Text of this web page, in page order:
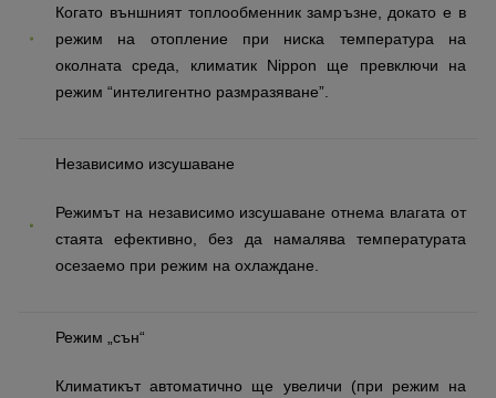
Когато външният топлообменник замръзне, докато е в
режим на отопление при ниска температура на
околната среда, климатик Nippon ще превключи на
режим “интелигентно размразяване”.
Независимо изсушаване
Режимът на независимо изсушаване отнема влагата от
стаята ефективно, без да намалява температурата
осезаемо при режим на охлаждане.
Режим „сън“
Климатикът автоматично ще увеличи (при режим на